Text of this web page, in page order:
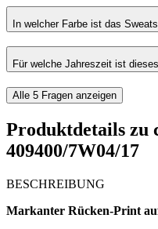
In welcher Farbe ist das
Für welche Jahreszeit ist
Alle 5 Fragen anzeigen
Produktdetails zu
409400/7W04/17
BESCHREIBUNG
Markanter Rücken-Print